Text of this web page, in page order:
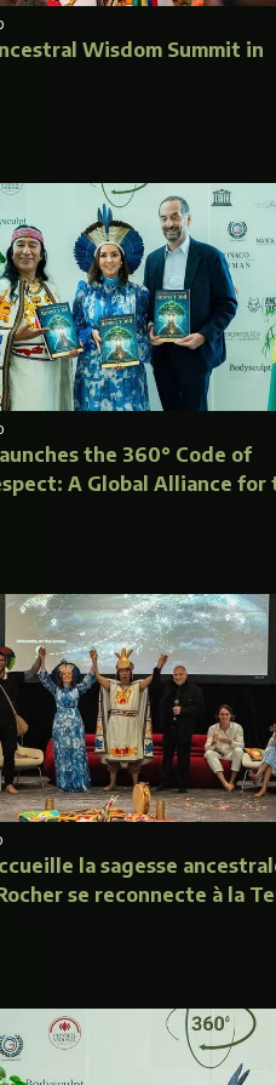
Wisdom Summit in
the 360° Code of
A Global Alliance for
la sagesse
se reconnecte à la